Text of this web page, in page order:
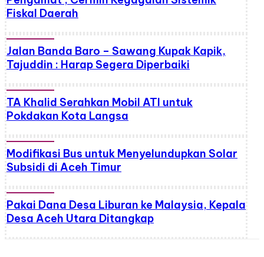
Fiskal Daerah
Jalan Banda Baro – Sawang Kupak Kapik,
Tajuddin : Harap Segera Diperbaiki
TA Khalid Serahkan Mobil ATI untuk
Pokdakan Kota Langsa
Modifikasi Bus untuk Menyelundupkan Solar
Subsidi di Aceh Timur
Pakai Dana Desa Liburan ke Malaysia, Kepala
Desa Aceh Utara Ditangkap